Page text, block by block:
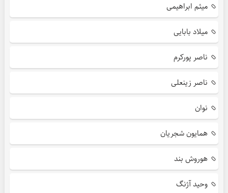
میثم ابراهیمی
میلاد بابایی
ناصر پورکرم
ناصر زینعلی
نوان
همایون شجریان
هوروش بند
وحید آژنگ